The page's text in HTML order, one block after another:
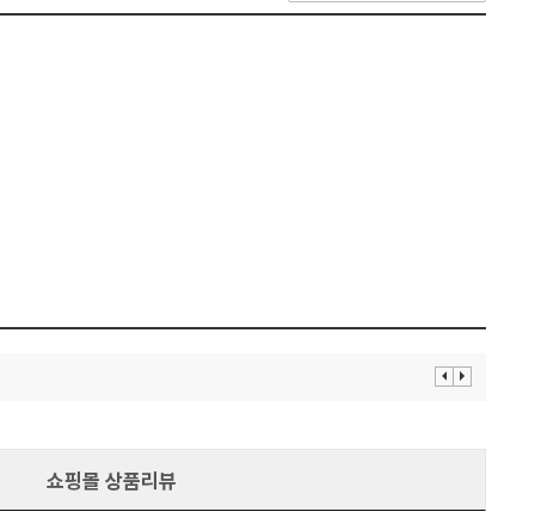
이 다
쇼핑몰 상품리뷰